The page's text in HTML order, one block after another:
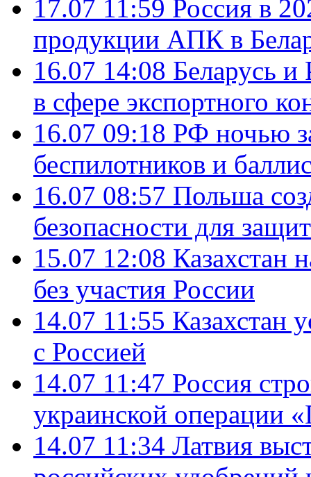
17.07 11:59 Россия в
продукции АПК в
16.07 14:08 Беларусь и
в сфере экспортного
16.07 09:18 РФ ночью
беспилотников и
16.07 08:57 Польша
безопасности для
15.07 12:08 Казахстан
без участия России
14.07 11:55 Казахстан
с Россией
14.07 11:47 Россия
украинской операции
14.07 11:34 Латвия